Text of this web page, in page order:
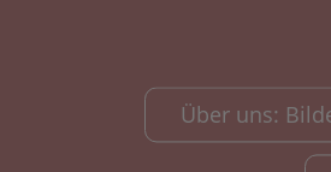
Über uns: